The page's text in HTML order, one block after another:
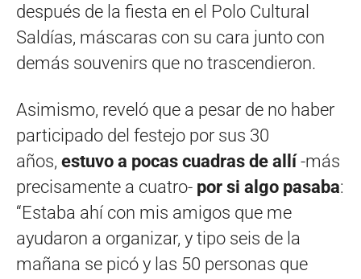
después de la fiesta en el Polo Cultural
Saldías, máscaras con su cara junto con
demás souvenirs que no trascendieron.
Asimismo, reveló que a pesar de no haber
participado del festejo por sus 30
años, estuvo a pocas cuadras de allí-más
precisamente a cuatro- por si algo pasaba:
“Estaba ahí con mis amigos que me
ayudaron a organizar, y tipo seis de la
mañana se picó y las 50 personas que